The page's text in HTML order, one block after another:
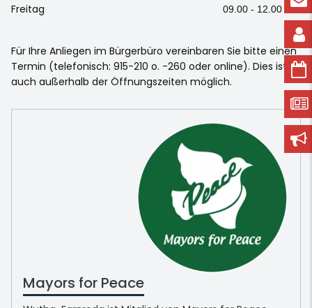
Freitag 09.00 - 12.00 Uhr
Für Ihre Anliegen im Bürgerbüro vereinbaren Sie bitte einen
Termin (telefonisch: 915-210 o. -260 oder online). Dies ist
auch außerhalb der Öffnungszeiten möglich.
Mayors for Peace